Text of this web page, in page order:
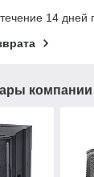
14 дней
компании